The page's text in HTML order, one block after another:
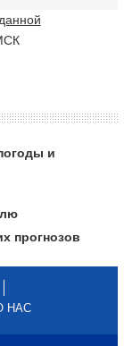
и
прогнозов
НАС